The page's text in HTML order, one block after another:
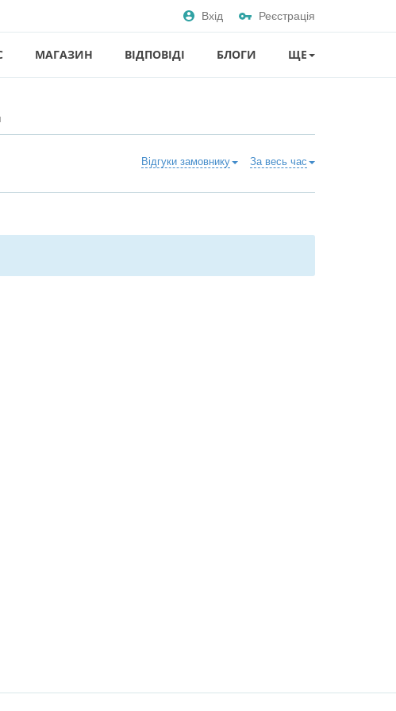
Вхід Реєстрація
МАГАЗИН ВІДПОВІДІ БЛОГИ ЩЕ
За весь час
Відгуки замовнику